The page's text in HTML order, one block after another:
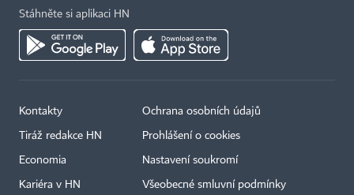
Stáhněte si aplikaci HN
Kontakty
Tiráž redakce HN
Economia
Kariéra v HN
Ochrana osobních údajů
Prohlášení o cookies
Nastavení soukromí
Všeobecné smluvní podmínky